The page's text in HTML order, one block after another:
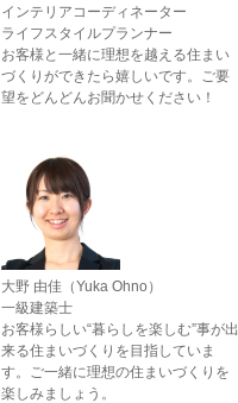
インテリアコーディネーター
ライフスタイルプランナー
お客様と一緒に理想を越える住まい
づくりができたら嬉しいです。ご要
望をどんどんお聞かせください！
大野 由佳（Yuka Ohno）
一級建築士
お客様らしい“暮らしを楽しむ”事が出
来る住まいづくりを目指していま
す。ご一緒に理想の住まいづくりを
楽しみましょう。